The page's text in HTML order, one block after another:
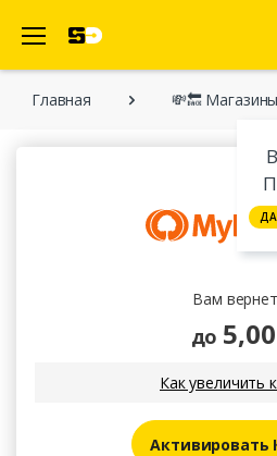
ДА
Главная 💸🔙
Вам
до 5,00
Как увеличить
Активировать